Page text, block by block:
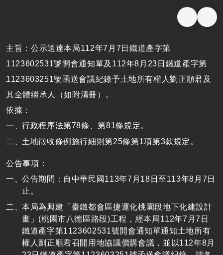
主旨：公示送達本局112年7月7日鐵道產字第
1123602531號開會通知單及112年8月23日鐵道產字第
1123603251號函送會議紀錄予土地所有權人劉正順君及
其全體繼承人（如附清冊）。
依據：
行政程序法第78條、第81條規定。
土地徵收條例施行細則第25條第1項第3款規定。
公告事項：
公告期間：自中華民國113年7月18日至113年8月7日
止。
本局為興建「臺鐵都會區捷運化桃園段地下化建設計
畫」(桃園市八德區路段)工程，經本局112年7月7日
鐵道產字第1123602531號開會通知單通知土地所有
權人劉正順君召開用地協議價購會議，並以112年8月